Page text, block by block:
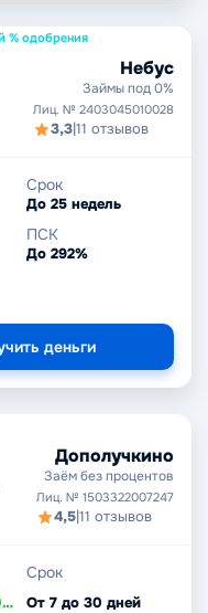
% одобрения
Небус
Займы под 0%
Лиц. № 2403045010028
3,3|11 отзывов
Срок
До 25 недель
ПСК
До 292%
деньги
Дополучкино
Заём без процентов
Лиц. № 1503322007247
4,5|11 отзывов
От 2 000 до 30 000 ₽
Срок
От 7 до 30 дней